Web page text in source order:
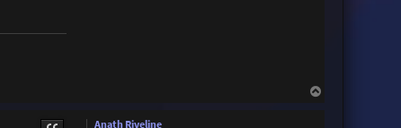
Anath Riveline